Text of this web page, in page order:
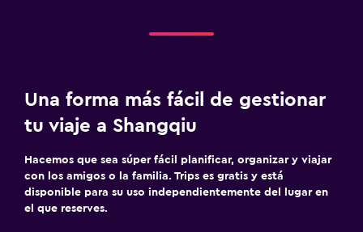
Una forma más fácil de gestionar
tu viaje a Shangqiu
Hacemos que sea súper fácil planificar, organizar y viajar
con los amigos o la familia. Trips es gratis y está
disponible para su uso independientemente del lugar en
el que reserves.